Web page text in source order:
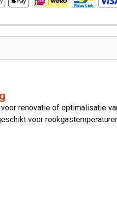
renovatie of optimalisatie
voor